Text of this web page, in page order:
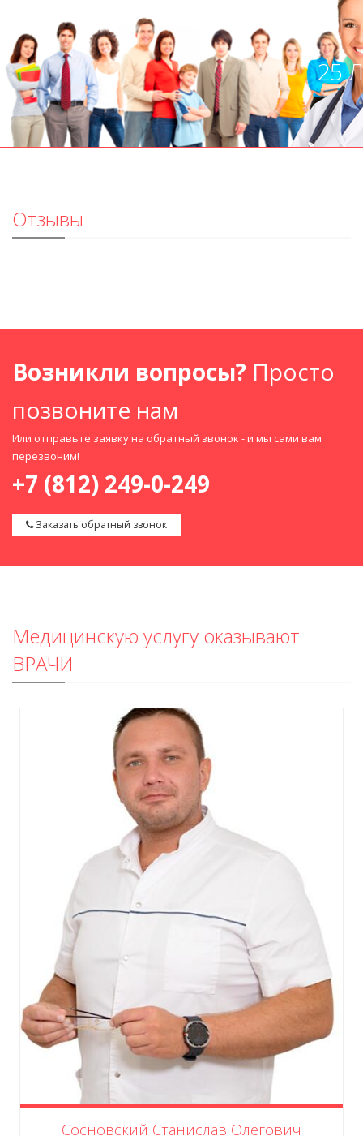
25
Отзывы
Возникли вопросы? Просто
позвоните нам
Или отправьте заявку на обратный звонок - и мы сами вам
перезвоним!
+7 (812) 249-0-249
Заказать обратный звонок
Медицинскую услугу оказывают
ВРАЧИ
Сосновский Станислав Олегович